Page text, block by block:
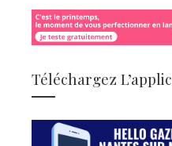
Téléchargez